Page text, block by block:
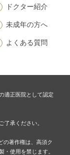
ドクター紹介
未成年の方へ
よくある質問
適正医院として認定
了承ください。
の著作権は、高須ク
・使用を禁じます。